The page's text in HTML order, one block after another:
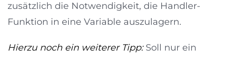
zusätzlich die Notwendigkeit, die Handler-
Funktion in eine Variable auszulagern.
Hierzu noch ein weiterer Tipp:Soll nur ein